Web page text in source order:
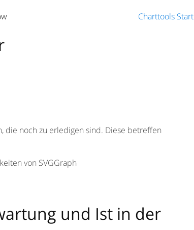
Charttools Start
die noch zu erledigen sind. Diese betreffen
von SVGGraph
und Ist in der